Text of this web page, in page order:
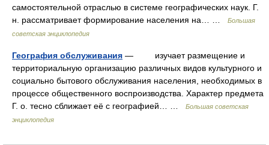
самостоятельной отраслью в системе географических наук. Г.
н. рассматривает формирование населения на… …
Большая
советская энциклопедия
География обслуживания — изучает размещение и
территориальную организацию различных видов культурного и
социально бытового обслуживания населения, необходимых в
процессе общественного воспроизводства. Характер предмета
Г. о. тесно сближает её с географией… …
Большая советская
энциклопедия